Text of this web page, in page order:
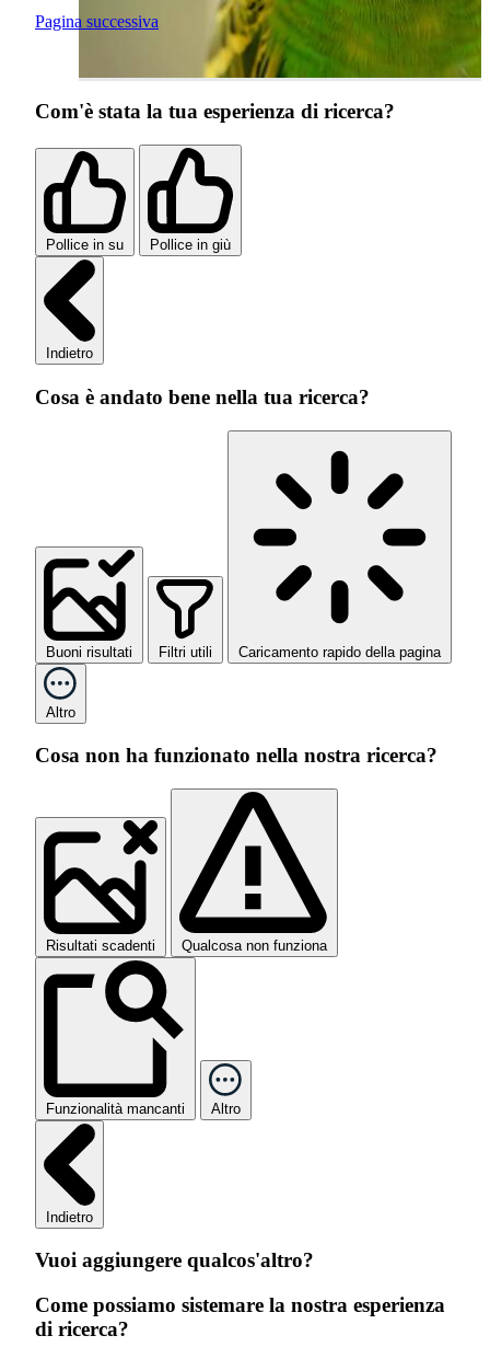
Pagina successiva
Com'è stata la tua esperienza di ricerca?
Pollice in su Pollice in giù
Indietro
Cosa è andato bene nella tua ricerca?
Buoni risultati Filtri utili Caricamento rapido della pagina
Altro
Cosa non ha funzionato nella nostra ricerca?
Risultati scadenti Qualcosa non funziona
Funzionalità mancanti Altro
Indietro
Vuoi aggiungere qualcos'altro?
Come possiamo sistemare la nostra esperienza
di ricerca?